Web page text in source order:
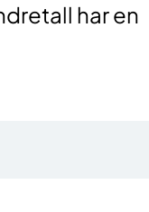
har en